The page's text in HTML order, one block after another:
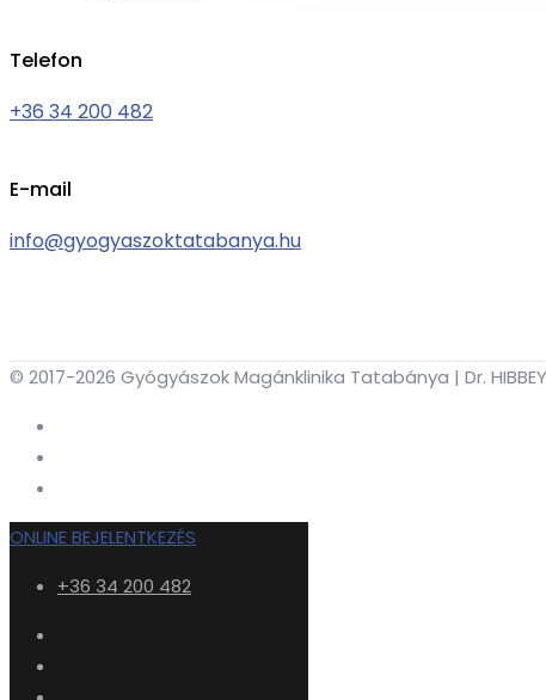
Telefon
+36 34 200 482
E-mail
info@gyogyaszoktatabanya.hu
© 2017-2026 Gyógyászok Magánklinika Tatabánya | Dr.
ONLINE BEJELENTKEZÉS
+36 34 200 482